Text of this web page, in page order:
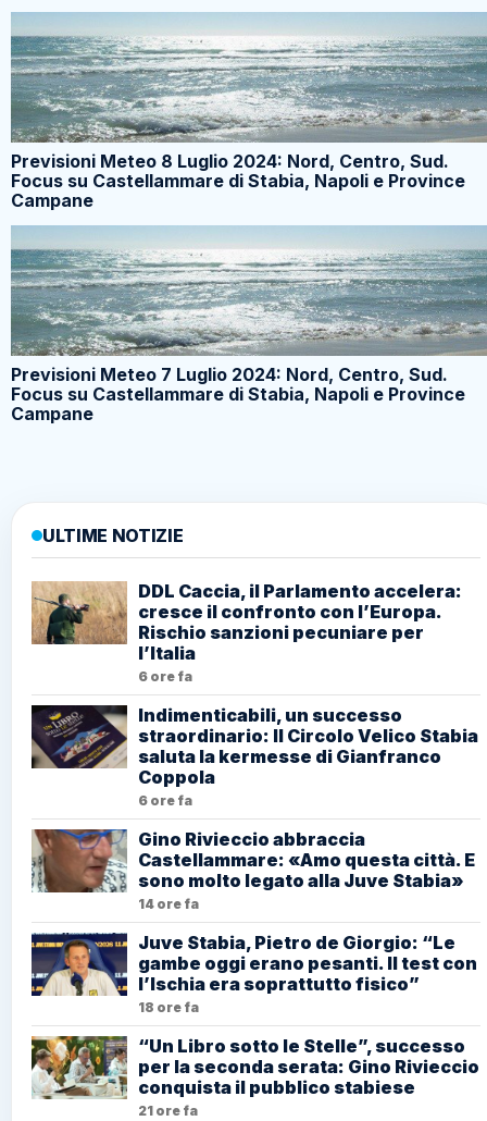
Previsioni Meteo 8 Luglio 2024: Nord, Centro, Sud.
Focus su Castellammare di Stabia, Napoli e Province
Campane
Previsioni Meteo 7 Luglio 2024: Nord, Centro, Sud.
Focus su Castellammare di Stabia, Napoli e Province
Campane
ULTIME NOTIZIE
DDL Caccia, il Parlamento accelera:
cresce il confronto con l’Europa.
Rischio sanzioni pecuniare per
l’Italia
6 ore fa
Indimenticabili, un successo
straordinario: Il Circolo Velico Stabia
saluta la kermesse di Gianfranco
Coppola
6 ore fa
Gino Rivieccio abbraccia
Castellammare: «Amo questa città. E
sono molto legato alla Juve Stabia»
14 ore fa
Juve Stabia, Pietro de Giorgio: “Le
gambe oggi erano pesanti. Il test con
l’Ischia era soprattutto fisico”
18 ore fa
“Un Libro sotto le Stelle”, successo
per la seconda serata: Gino Rivieccio
conquista il pubblico stabiese
21 ore fa